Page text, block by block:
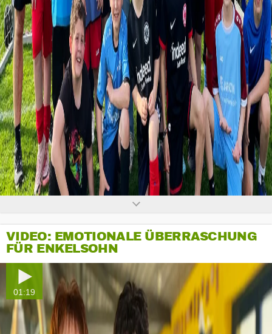
0
seconds
of
0
seconds
VIDEO: EMOTIONALE ÜBERRASCHUNG
FÜR ENKELSOHN
01:19